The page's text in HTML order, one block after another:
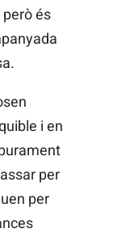
però és
i en
per
per